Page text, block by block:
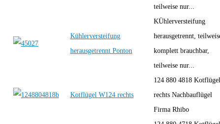
teilweise nur...
Kühlerversteifung
herausgetrennt Ponton
KÜhlerversteifung
herausgetrennt,
komplett brauchbar,
teilweise nur...
Kotflügel W124 rechts
124 880 4818 Kotflügel
rechts Nachbauflügel
Firma Rhibo